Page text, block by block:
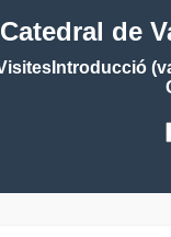
de
Introducció